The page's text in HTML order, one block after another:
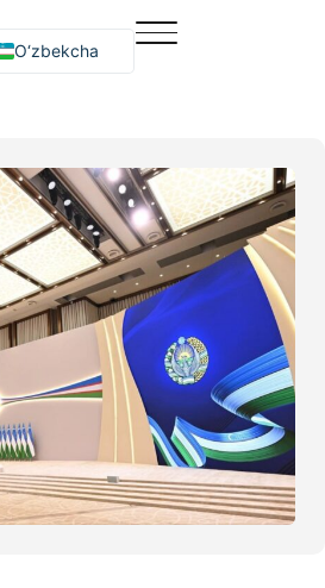
O‘zbekcha
Русский